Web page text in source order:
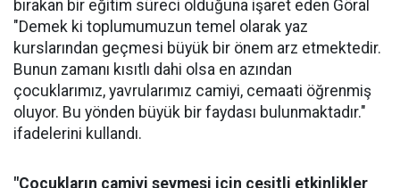
bırakan bir eğitim süreci olduğuna işaret eden Göral
"Demek ki toplumumuzun temel olarak yaz
kurslarından geçmesi büyük bir önem arz etmektedir.
Bunun zamanı kısıtlı dahi olsa en azından
çocuklarımız, yavrularımız camiyi, cemaati öğrenmiş
oluyor. Bu yönden büyük bir faydası bulunmaktadır."
ifadelerini kullandı.
"Çocukların camiyi sevmesi için çeşitli etkinlikler